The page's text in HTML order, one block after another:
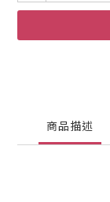
商品描述